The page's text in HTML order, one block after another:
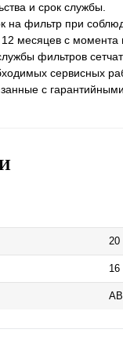
и срок службы.
на фильтр при
12 месяцев с
фильтров
сервисных
с
20
16